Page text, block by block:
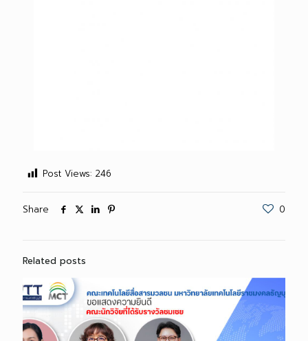
Post Views: 246
Share 0
Related posts